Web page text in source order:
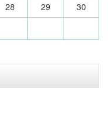
28 29
30